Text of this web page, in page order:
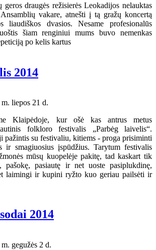
geros draugės režisierės Leokadijos nelauktas
vakare, atnešti į tą gražų koncertą
liaudiškos dvasios. Nesame profesionalūs
šiam renginiui mums buvo nemenkas
po kelis kartus
2014
liepos 21 d.
Klaipėdoje, kur ošė kas antrus metus
folkloro festivalis „Parbėg laivelis“.
pažintis su festivaliu, kitiems - proga prisiminti
ir smagiuosius įspūdžius. Tarytum festivalis
mūsų kuopelėje pakitę, tad kaskart tik
pašokę, pasiautę ir net uoste pasiplukdinę,
laimingi ir kupini ryžto kuo geriau pailsėti ir
2014
gegužės 2 d.